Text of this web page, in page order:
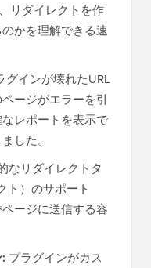
リダイレクトを作
かを理解できる速
グインが壊れたURL
ージがエラーを引
レポートを表示で
した。
なリダイレクトタ
ト）のサポート
ージに送信する容
プラグインがカス